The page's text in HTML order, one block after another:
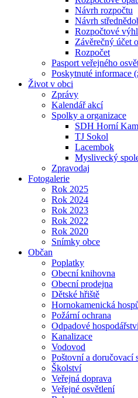
Návrh rozpočtu
Návrh
Rozpočtové
Závěrečný účet
Rozpočet
Pasport veřejného
Poskytnuté informace
Život v obci
Zprávy
Kalendář akcí
Spolky a organizace
SDH Horní
TJ Sokol
Lacembok
Myslivecký
Zpravodaj
Fotogalerie
Rok 2025
Rok 2024
Rok 2023
Rok 2022
Rok 2020
Snímky obce
Občan
Poplatky
Obecní knihovna
Obecní prodejna
Dětské hřiště
Hornokamenická
Požární ochrana
Odpadové
Kanalizace
Vodovod
Poštovní a doručovací
Školství
Veřejná doprava
Veřejné osvětlení